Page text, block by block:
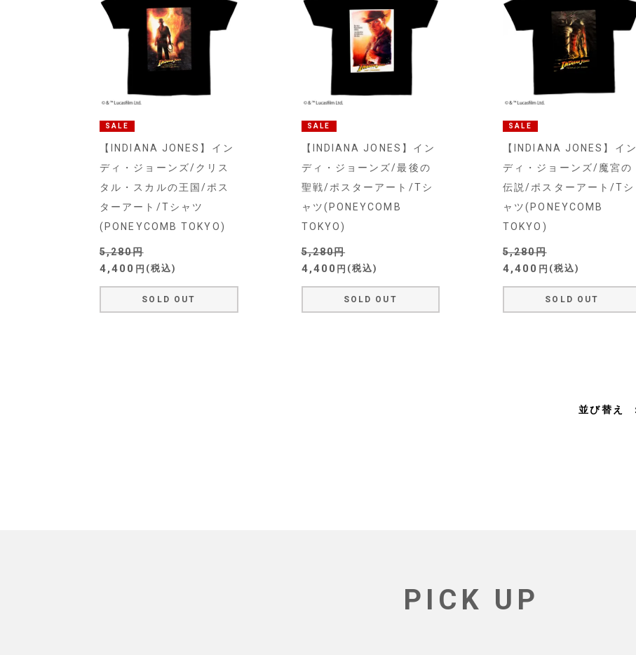
SALE
【INDIANA JONES】イン
ディ・ジョーンズ/クリス
タル・スカルの王国/ポス
ターアート/Tシャツ
(PONEYCOMB TOKYO)
5,280
4,400 税込
SOLD OUT
SALE
【INDIANA JONES】イン
ディ・ジョーンズ/最後の
聖戦/ポスターアート/Tシ
ャツ(PONEYCOMB
TOKYO)
5,280
4,400 税込
SOLD OUT
SALE
【INDIANA JONES】イン
ディ・ジョーンズ/魔宮の
伝説/ポスターアート/Tシ
ャツ(PONEYCOMB
TOKYO)
5,280
4,400 税込
SOLD OUT
並び替え
PICK UP